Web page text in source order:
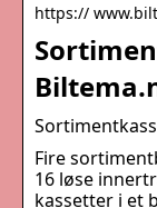
https://
Fire
16 løse
kassetter i et